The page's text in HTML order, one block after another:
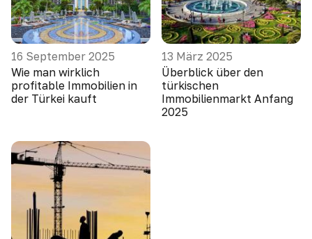
16 September 2025
Wie man wirklich
profitable Immobilien in
der Türkei kauft
13 März 2025
Überblick über den
türkischen
Immobilienmarkt Anfang
2025